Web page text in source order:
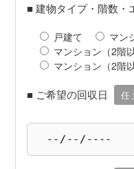
■ 建物タイプ・階数・
戸建て
マン
マンション（2階
マンション（2階
■ ご希望の回収日 任